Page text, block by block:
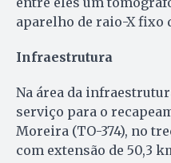
aparelho de raio-X fixo
Infraestrutura
Na área da
serviço para o
Moreira (TO-374), no
com extensão de 50,3